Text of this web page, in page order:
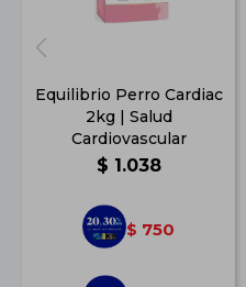
Equilibrio Perro Cardiac
2kg | Salud
Cardiovascular
$ 1.038
$ 750